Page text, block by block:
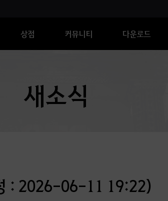
상점 커뮤니티 다운로드
새소식
: 2026-06-11 19:22)